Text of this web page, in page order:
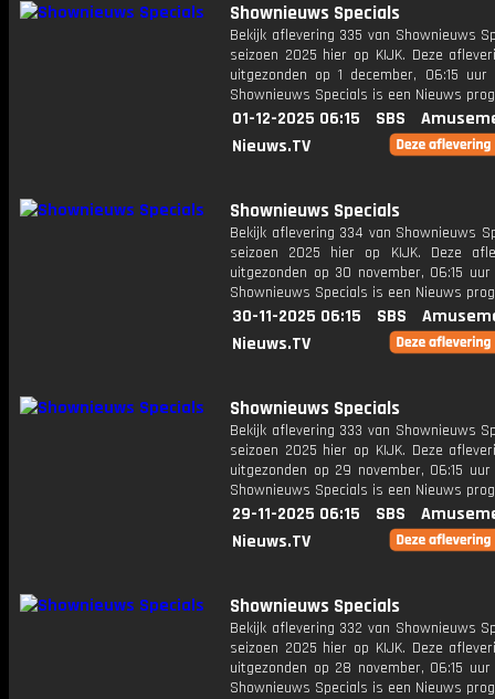
Shownieuws Specials
Bekijk aflevering 335 van Shownieuws
seizoen 2025 hier op KIJK. Deze
uitgezonden op 1 december, 06:15 uur
Shownieuws Specials is een Nieuws
01-12-2025 06:15 SBS
Nieuws.TV
Shownieuws Specials
Bekijk aflevering 334 van Shownieuws
seizoen 2025 hier op KIJK. Deze
uitgezonden op 30 november, 06:15
Shownieuws Specials is een Nieuws
30-11-2025 06:15 SBS
Nieuws.TV
Shownieuws Specials
Bekijk aflevering 333 van Shownieuws
seizoen 2025 hier op KIJK. Deze
uitgezonden op 29 november, 06:15
Shownieuws Specials is een Nieuws
29-11-2025 06:15 SBS
Nieuws.TV
Shownieuws Specials
Bekijk aflevering 332 van Shownieuws
seizoen 2025 hier op KIJK. Deze
uitgezonden op 28 november, 06:15
Shownieuws Specials is een Nieuws